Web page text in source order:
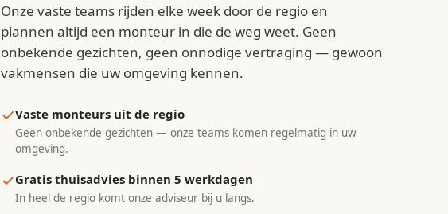
Onze vaste teams rijden elke week door de regio en
plannen altijd een monteur in die de weg weet. Geen
onbekende gezichten, geen onnodige vertraging — gewoon
vakmensen die uw omgeving kennen.
Vaste monteurs uit de regio
Geen onbekende gezichten — onze teams komen regelmatig in uw
omgeving.
Gratis thuisadvies binnen 5 werkdagen
In heel de regio komt onze adviseur bij u langs.